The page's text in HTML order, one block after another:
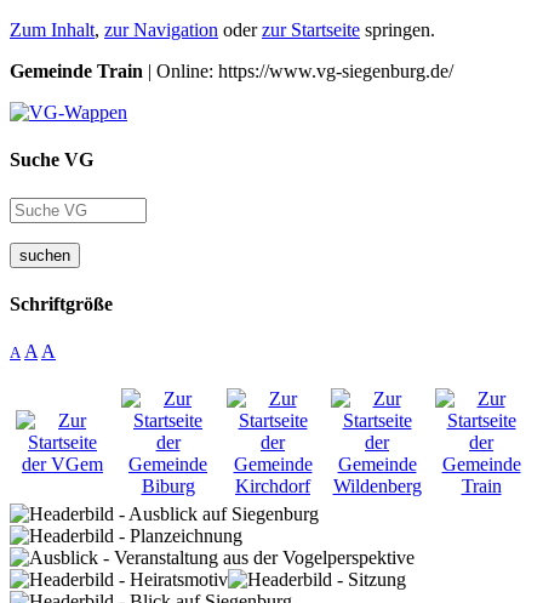
Zum Inhalt, zur Navigation oderzur Startseite springen.
Gemeinde Train | Online: https://www.vg-siegenburg.de/
Suche VG
suchen
Schriftgröße
A A A